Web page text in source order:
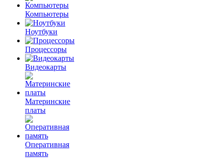
Компьютеры
Ноутбуки
Процессоры
Видеокарты
Материнские
платы
Оперативная
память